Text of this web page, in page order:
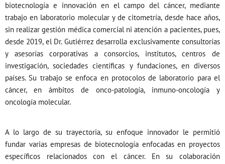
biotecnología e innovación en el campo del cáncer, mediante
trabajo en laboratorio molecular y de citometría, desde hace años,
sin realizar gestión médica comercial ni atención a pacientes, pues,
desde 2019, el Dr. Gutiérrez desarrolla exclusivamente consultorías
y asesorías corporativas a consorcios, institutos, centros de
investigación, sociedades científicas y fundaciones, en diversos
países. Su trabajo se enfoca en protocolos de laboratorio para el
cáncer, en ámbitos de onco-patología, inmuno-oncología y
oncología molecular.
A lo largo de su trayectoria, su enfoque innovador le permitió
fundar varias empresas de biotecnología enfocadas en proyectos
específicos relacionados con el cáncer. En su colaboración